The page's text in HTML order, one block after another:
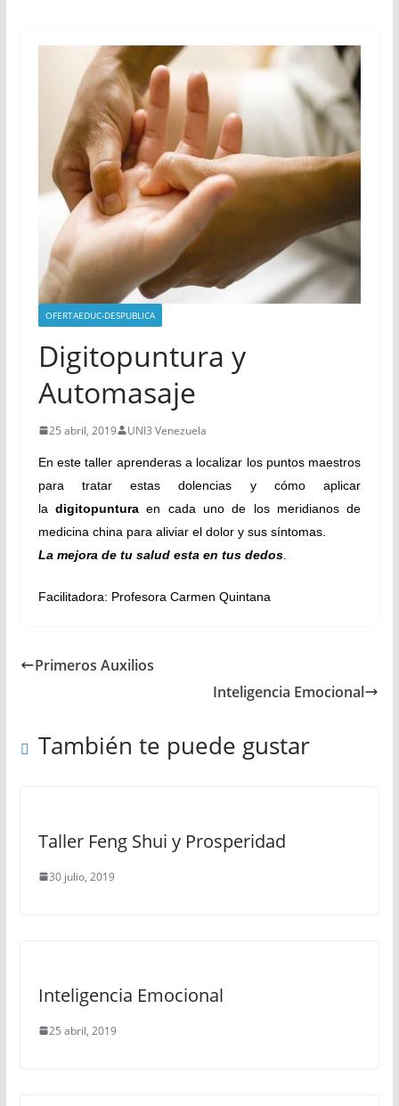
OFERTAEDUC-DESPUBLICA
Digitopuntura y
Automasaje
25 abril, 2019 UNI3 Venezuela
En este taller aprenderas a localizar los puntos maestros
para tratar estas dolencias y cómo aplicar
ladigitopuntura en cada uno de los meridianos de
medicina china para aliviar el dolor y sus síntomas.
La mejora de tu salud esta en tus dedos.
Facilitadora: Profesora Carmen Quintana
Primeros Auxilios
Inteligencia Emocional
También te puede gustar
Taller Feng Shui y Prosperidad
30 julio, 2019
Inteligencia Emocional
25 abril, 2019